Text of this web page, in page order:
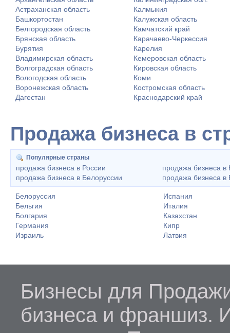
Астраханская область
Башкортостан
Белгородская область
Брянская область
Бурятия
Владимирская область
Волгоградская область
Вологодская область
Воронежская область
Дагестан
Калмыкия
Калужская область
Камчатский край
Карачаево-Черкессия
Карелия
Кемеровская область
Кировская область
Коми
Костромская область
Краснодарский край
Продажа бизнеса в
Популярные страны
продажа бизнеса в России
продажа бизнеса в Белоруссии
продажа бизнеса в
продажа бизнеса в
Белоруссия
Бельгия
Болгария
Германия
Израиль
Испания
Италия
Казахстан
Кипр
Латвия
Бизнесы для
бизнеса и франшиз.